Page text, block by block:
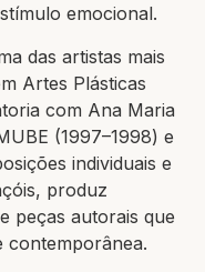
emocional.
das artistas mais
Artes Plásticas
com Ana Maria
(1997–1998) e
individuais e
produz
peças autorais que
contemporânea.